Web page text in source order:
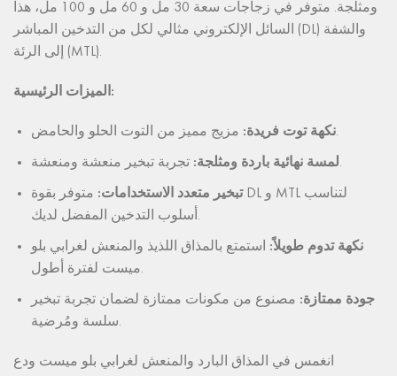
ومثلجة. متوفر في زجاجات سعة 30 مل و 60 مل و 100 مل، هذا
السائل الإلكتروني مثالي لكل من التدخين المباشر (DL) والشفة
إلى الرئة (MTL).
الميزات الرئيسية:
نكهة توت فريدة:مزيج مميز من التوت الحلو والحامض.
لمسة نهائية باردة ومثلجة:تجربة تبخير منعشة ومنعشة.
تبخير متعدد الاستخدامات: متوفر بقوة DL و MTL لتناسب
أسلوب التدخين المفضل لديك.
نكهة تدوم طويلاً: استمتع بالمذاق اللذيذ والمنعش لغرابي بلو
ميست لفترة أطول.
جودة ممتازة: مصنوع من مكونات ممتازة لضمان تجربة تبخير
سلسة ومُرضية.
انغمس في المذاق البارد والمنعش لغرابي بلو ميست ودع